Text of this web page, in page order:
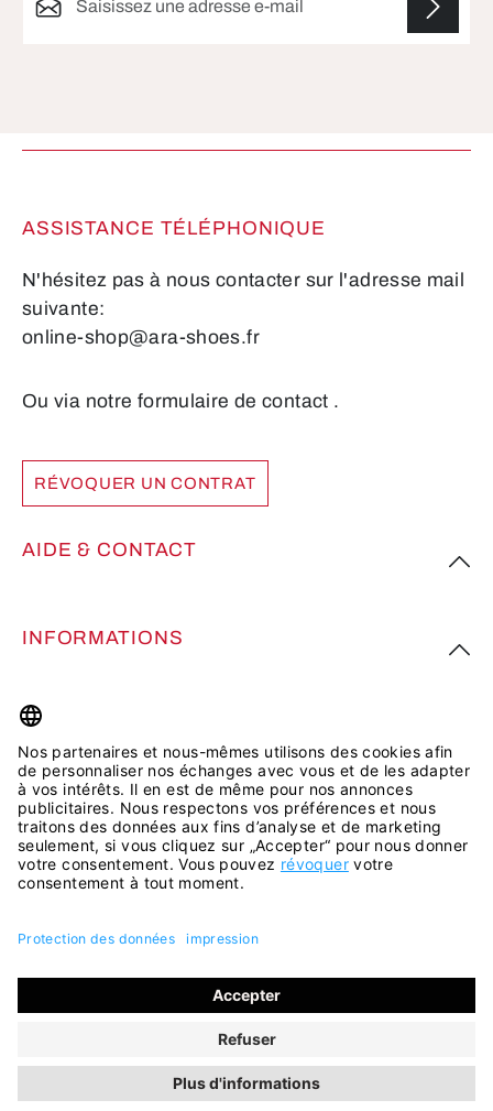
ASSISTANCE TÉLÉPHONIQUE
N'hésitez pas à nous contacter sur l'adresse mail
suivante:
online-shop@ara-shoes.fr
Ou via notre formulaire de contact .
RÉVOQUER UN CONTRAT
AIDE & CONTACT
INFORMATIONS
PLUS D’INSPIRATION
© 2026 ara Shop
Tous les prix incluent la TVA plus les
éventuels frais de livraison, sauf indication contraire.